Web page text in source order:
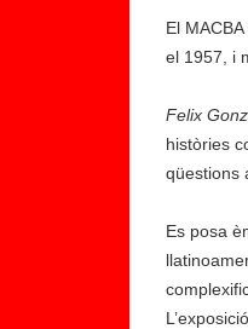
El
el 1957, i
Felix
històries
qüestions
Es posa